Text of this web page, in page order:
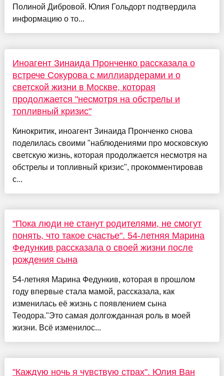
Полиной Дибровой. Юлия Гольдорт подтвердила
информацию о то...
Иноагент Зинаида Пронченко рассказала о
встрече Сокурова с миллиардерами и о
светской жизни в Москве, которая
продолжается "несмотря на обстрелы и
топливный кризис"
Кинокритик, иноагент Зинаида Пронченко снова
поделилась своими "наблюдениями про московскую
светскую жизнь, которая продолжается несмотря на
обстрелы и топливный кризис", прокомментировав
с...
"Пока люди не станут родителями, не смогут
понять, что такое счастье". 54-летняя Марина
Федункив рассказала о своей жизни после
рождения сына
54-летняя Марина Федункив, которая в прошлом
году впервые стала мамой, рассказала, как
изменилась её жизнь с появлением сына
Теодора."Это самая долгожданная роль в моей
жизни. Всё изменилос...
"Каждую ночь я чувствую страх". Юлия Ван